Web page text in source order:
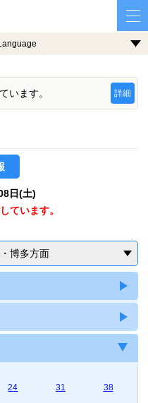
います。 詳細
日(土)
ています。
博多方面
24 31 38